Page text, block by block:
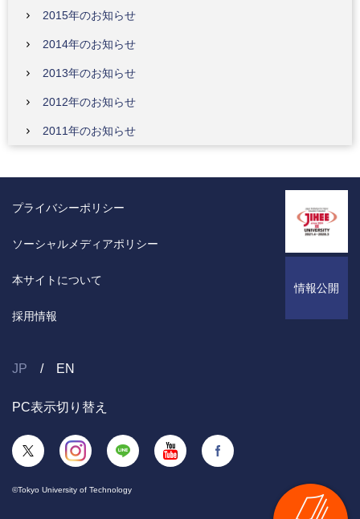
2015年のお知らせ
2014年のお知らせ
2013年のお知らせ
2012年のお知らせ
2011年のお知らせ
情報公開
プライバシーポリシー
ソーシャルメディアポリシー
本サイトについて
採用情報
JP EN
PC表示切り替え
©Tokyo University of Technology